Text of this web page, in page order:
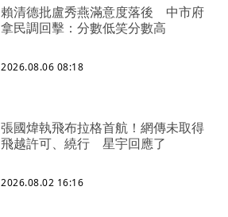
賴清德批盧秀燕滿意度落後 中市府
拿民調回擊：分數低笑分數高
2026.08.06 08:18
張國煒執飛布拉格首航！網傳未取得
飛越許可、繞行 星宇回應了
2026.08.02 16:16